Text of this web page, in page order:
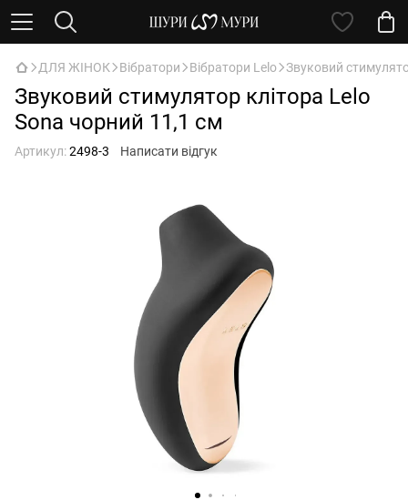
ДЛЯ ЖІНОК Вібратори Вібратори Lelo Звуковий
Звуковий стимулятор клітора Lelo
Sona чорний 11,1 см
Артикул:2498-3 Написати відгук